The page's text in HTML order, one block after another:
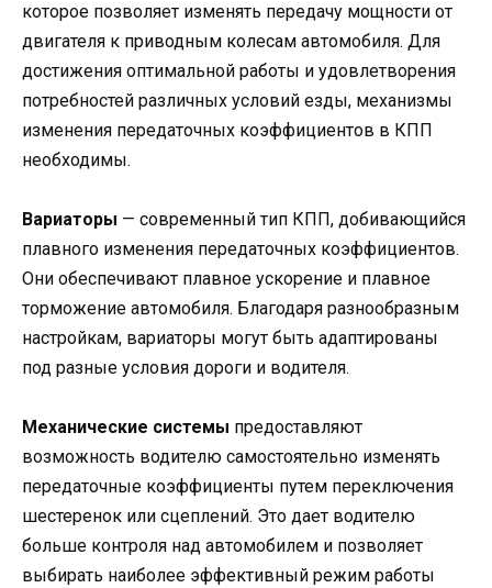
которое позволяет изменять передачу мощности от
двигателя к приводным колесам автомобиля. Для
достижения оптимальной работы и удовлетворения
потребностей различных условий езды, механизмы
изменения передаточных коэффициентов в КПП
необходимы.
Вариаторы — современный тип КПП, добивающийся
плавного изменения передаточных коэффициентов.
Они обеспечивают плавное ускорение и плавное
торможение автомобиля. Благодаря разнообразным
настройкам, вариаторы могут быть адаптированы
под разные условия дороги и водителя.
Механические системы предоставляют
возможность водителю самостоятельно изменять
передаточные коэффициенты путем переключения
шестеренок или сцеплений. Это дает водителю
больше контроля над автомобилем и позволяет
выбирать наиболее эффективный режим работы